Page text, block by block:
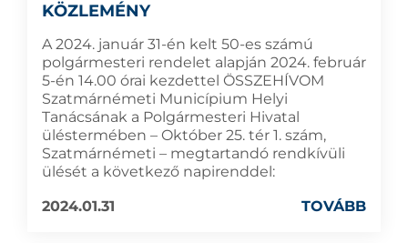
KÖZLEMÉNY
A 2024. január 31-én kelt 50-es számú
polgármesteri rendelet alapján 2024. február
5-én 14.00 órai kezdettel ÖSSZEHÍVOM
Szatmárnémeti Municípium Helyi
Tanácsának a Polgármesteri Hivatal
üléstermében – Október 25. tér 1. szám,
Szatmárnémeti – megtartandó rendkívüli
ülését a következő napirenddel:
2024.01.31
TOVÁBB